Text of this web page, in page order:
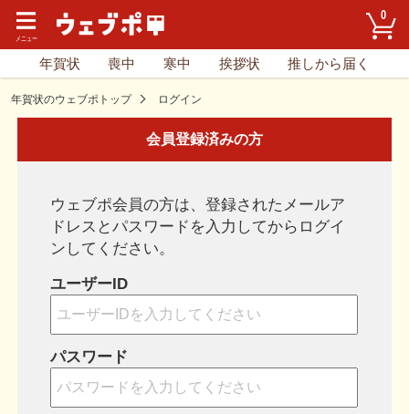
0
年賀状 喪中 寒中 挨拶状 推しから届く
年賀状のウェブポトップ ログイン
会員登録済みの方
ウェブポ会員の方は、登録されたメールア
ドレスとパスワードを入力してからログイ
ンしてください。
ユーザーID
パスワード